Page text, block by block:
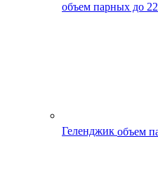
объем парных до
Геленджик объем